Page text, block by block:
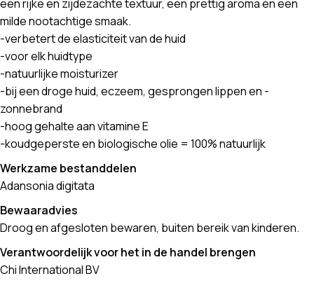
een rijke en zijdezachte textuur, een prettig aroma en een
milde nootachtige smaak.
-verbetert de elasticiteit van de huid
-voor elk huidtype
-natuurlijke moisturizer
-bij een droge huid, eczeem, gesprongen lippen en -
zonnebrand
-hoog gehalte aan vitamine E
-koudgeperste en biologische olie = 100% natuurlijk
Werkzame bestanddelen
Adansonia digitata
Bewaaradvies
Droog en afgesloten bewaren, buiten bereik van kinderen.
Verantwoordelijk voor het in de handel brengen
Chi International BV